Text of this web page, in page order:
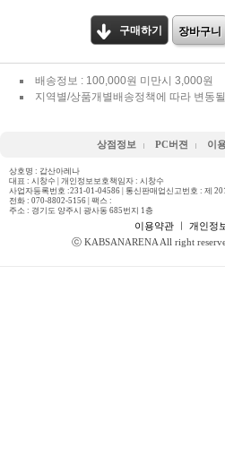
구매하기 장바구니
배송정보 : 100,000원 미만시 3,000원
지역별/상품개별배송정책에 따라 변동
상점정보 PC버젼 이
상호명 : 갑산아레나
대표 : 시창수 | 개인정보보호책임자 : 시창수
사업자등록번호 :231-01-04586 | 통신판매업신고번호 : 제
전화 : 070-8802-5156 | 팩스 :
주소 : 경기도 양주시 광사동 685번지 1층
이용약관ㅣ 개인정
ⓒ KABSANARENA All right